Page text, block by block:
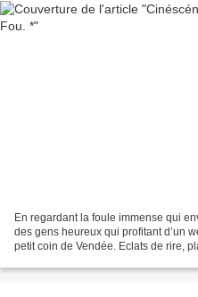
En regardant la foule immense qui
des gens heureux qui profitant d’un
petit coin de Vendée. Eclats de rire,